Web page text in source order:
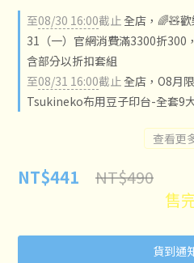
至08/30 16:00截止全店，🌈🧸
31（一）官網消費滿3300折300
含部分以折扣套組
至08/31 16:00截止全店，O8月
Tsukineko布用豆子印台-全套9大
查看更
NT$441 NT$490
售
貨到通